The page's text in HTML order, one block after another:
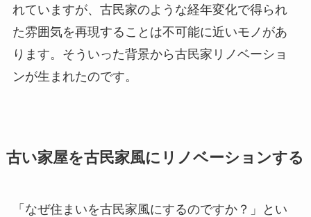
れていますが、古民家のような経年変化で得られ
た雰囲気を再現することは不可能に近いモノがあ
ります。そういった背景から古民家リノベーショ
ンが生まれたのです。
古い家屋を古民家風にリノベーションする
「なぜ住まいを古民家風にするのですか？」とい